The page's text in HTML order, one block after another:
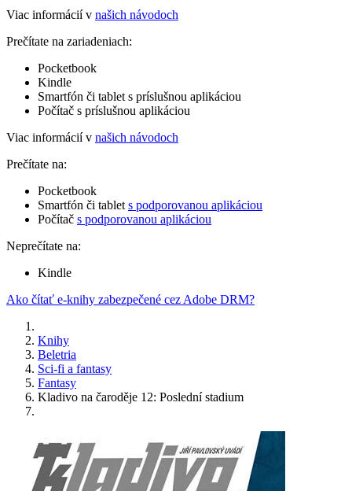
Viac informácií v našich návodoch
Prečítate na zariadeniach:
Pocketbook
Kindle
Smartfón či tablet s príslušnou aplikáciou
Počítač s príslušnou aplikáciou
Viac informácií v našich návodoch
Prečítate na:
Pocketbook
Smartfón či tablet s podporovanou aplikáciou
Počítač s podporovanou aplikáciou
Neprečítate na:
Kindle
Ako čítať e-knihy zabezpečené cez Adobe DRM?
Knihy
Beletria
Sci-fi a fantasy
Fantasy
Kladivo na čaroděje 12: Poslední stadium